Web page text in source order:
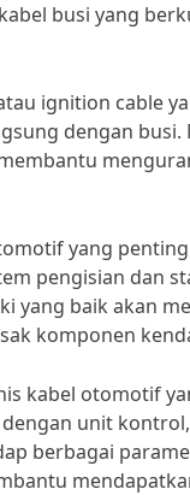
busi yang
ignition cable
dengan busi.
yang
pengisian dan
yang baik akan
komponen
kabel otomotif
unit
berbagai